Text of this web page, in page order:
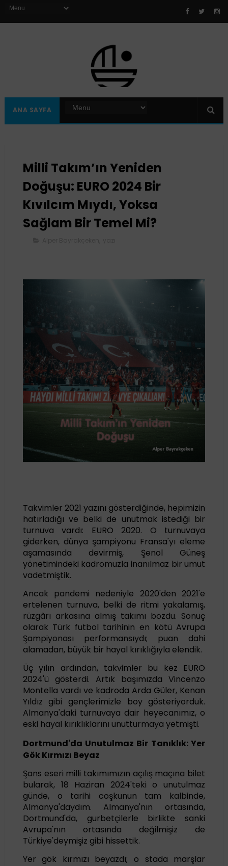
ANA SAYFA
Milli Takım’ın Yeniden
Doğuşu: EURO 2024 Bir
Kıvılcım Mıydı, Yoksa
Sağlam Bir Temel Mi?
Takvimler 2021 yazını gösterdiğinde, hepimizin
hatırladığı ve belki de unutmak istediği bir
turnuva vardı: EURO 2020. O turnuvaya
giderken, dünya şampiyonu Fransa'yı eleme
aşamasında devirmiş, Şenol Güneş
yönetimindeki kadromuzla inanılmaz bir umut
vadetmiştik.
Ancak pandemi nedeniyle 2020'den 2021'e
ertelenen turnuva, belki de ritmi yakalamış,
rüzgârı arkasına almış takımı bozdu. Sonuç
olarak Türk futbol tarihinin en kötü Avrupa
Şampiyonası performansıydı; puan dahi
alamadan, büyük bir hayal kırıklığıyla elendik.
Üç yılın ardından, takvimler bu kez EURO
2024'ü gösterdi. Artık başımızda Vincenzo
Montella vardı ve kadroda Arda Güler, Kenan
Yıldız gibi gençlerimizle boy gösteriyorduk.
Almanya'daki turnuvaya dair heyecanımız, o
eski hayal kırıklıklarını unutturmaya yetmişti.
Dortmund'da Unutulmaz Bir Tanıklık: Yer
Gök Kırmızı Beyaz
Şans eseri milli takımımızın açılış maçına bilet
bularak, 18 Haziran 2024'teki o unutulmaz
günde, o tarihi coşkunun tam kalbinde,
Almanya'daydım. Almanya'nın ortasında,
Dortmund'da, gurbetçilerle birlikte sanki
Avrupa'nın ortasında değilmişiz de
Türkiye'deymişiz gibi hissettik.
Yer gök kırmızı beyazdı; o stada marşlar